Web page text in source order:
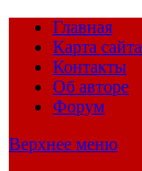
Главная
Карта сайта
Контакты
Об авторе
Форум
Верхнее меню